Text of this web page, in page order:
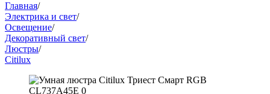
Главная/
Электрика и свет/
Освещение/
Декоративный свет/
Люстры/
Citilux